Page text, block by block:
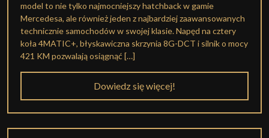
model to nie tylko najmocniejszy hatchback w gamie
Mercedesa, ale również jeden z najbardziej zaawansowanych
technicznie samochodów w swojej klasie. Napęd na cztery
koła 4MATIC+, błyskawiczna skrzynia 8G-DCT i silnik o mocy
421 KM pozwalają osiągnąć […]
Dowiedz się więcej!